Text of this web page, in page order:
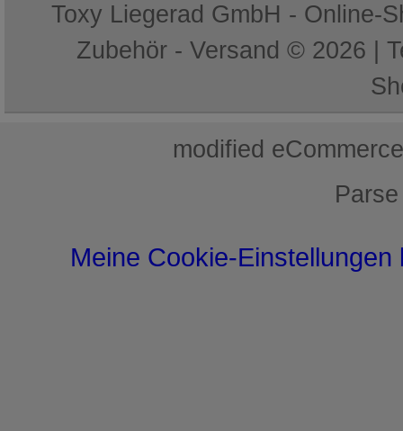
Toxy Liegerad GmbH - Online-
Zubehör - Versand © 2026 |
mod ified
Meine Cookie-